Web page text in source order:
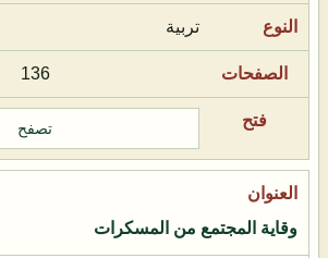
تربية
136
تصفح
وقاية المجتمع من المسكرات